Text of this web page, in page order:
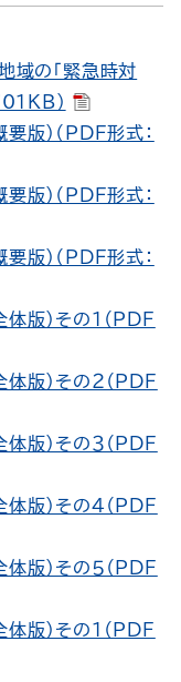
域の「緊急時対
）
版）（PDF形式：
版）（PDF形式：
版）（PDF形式：
版）その１（PDF
版）その２（PDF
版）その３（PDF
版）その４（PDF
版）その５（PDF
版）その１（PDF